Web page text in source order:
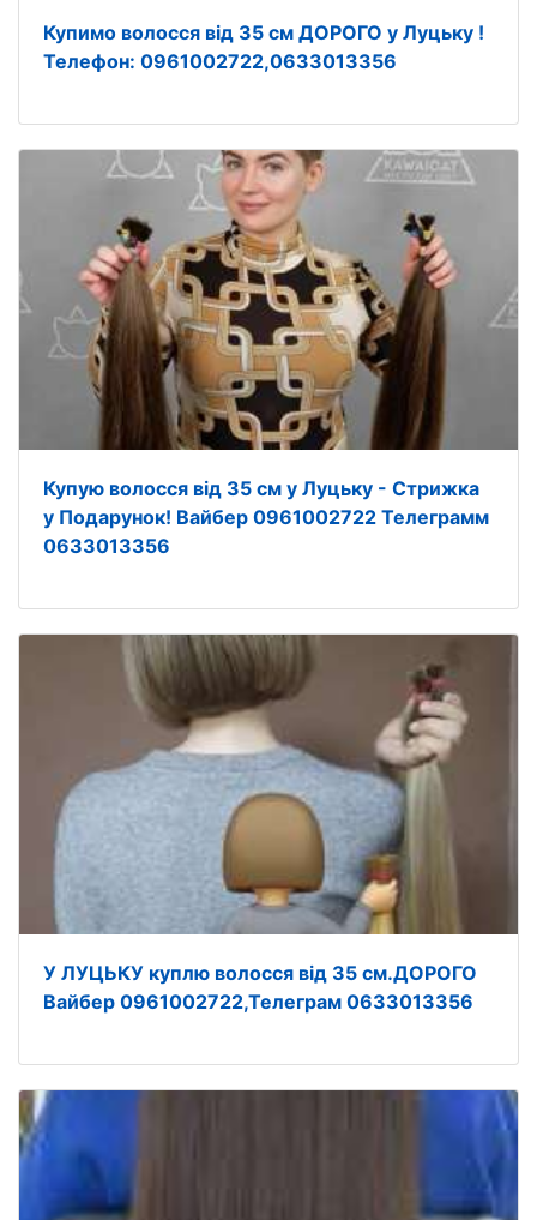
Купимо волосся від 35 см ДОРОГО у Луцьку !
Телефон: 0961002722,0633013356
Купую волосся від 35 см у Луцьку - Стрижка
у Подарунок! Вайбер 0961002722 Телеграмм
0633013356
У ЛУЦЬКУ куплю волосся від 35 см.ДОРОГО
Вайбер 0961002722,Телеграм 0633013356